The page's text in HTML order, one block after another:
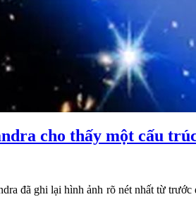
cho thấy một cấu
đã ghi lại hình ảnh rõ nét nhất từ